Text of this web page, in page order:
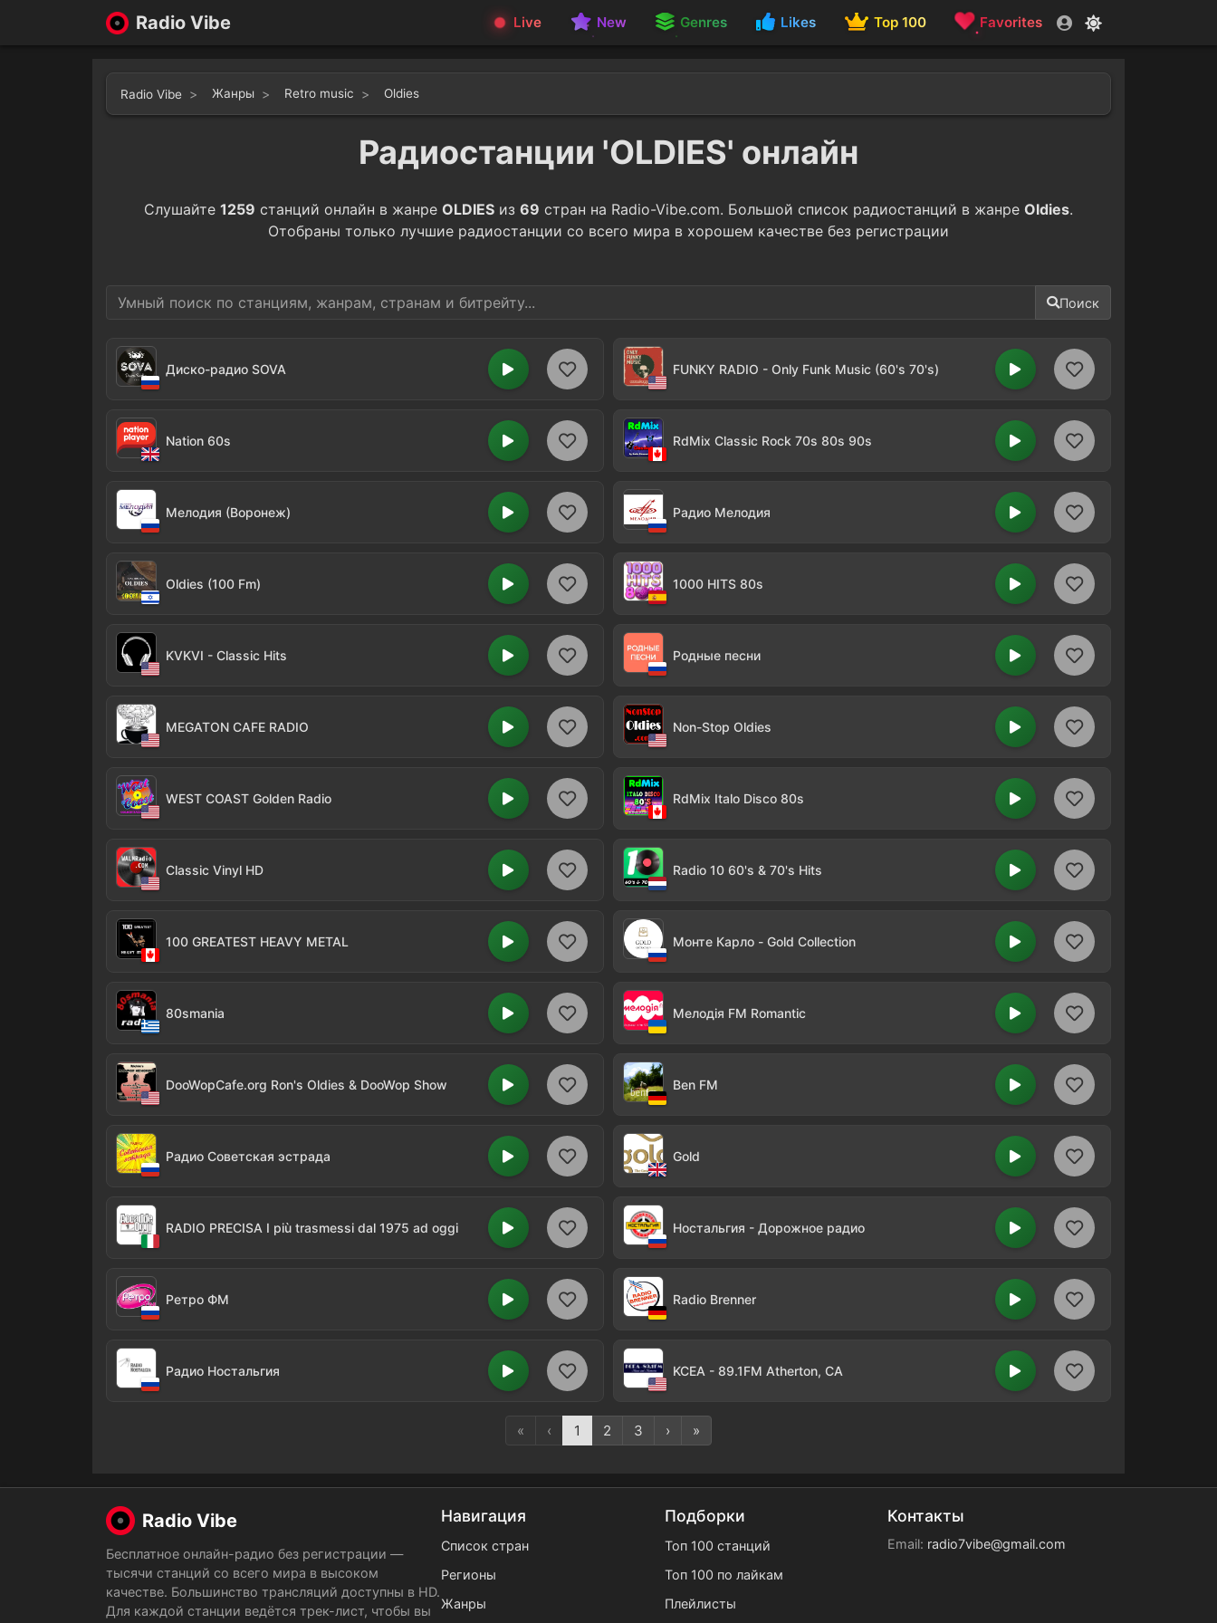
Radio Vibe Live New Genres Likes Top 100 Favorites
Radio Vibe Жанры Retro music Oldies
Радиостанции 'OLDIES' онлайн
Слушайте 1259 станций онлайн в жанре OLDIES из 69 стран на Radio-Vibe.com. Большой список радиостанций в жанре Oldies.
Отобраны только лучшие радиостанции со всего мира в хорошем качестве без регистрации
Поиск
Диско-радио SOVA FUNKY RADIO - Only Funk Music (60's 70's)
Nation 60s RdMix Classic Rock 70s 80s 90s
Мелодия (Воронеж) Радио Мелодия
Oldies (100 Fm) 1000 HITS 80s
KVKVI - Classic Hits Родные песни
MEGATON CAFE RADIO Non-Stop Oldies
WEST COAST Golden Radio RdMix Italo Disco 80s
Classic Vinyl HD Radio 10 60's & 70's Hits
100 GREATEST HEAVY METAL Монте Карло - Gold Collection
80smania Мелодія FM Romantic
DooWopCafe.org Ron's Oldies & DooWop Show Ben FM
Радио Советская эстрада Gold
RADIO PRECISA I più trasmessi dal 1975 ad oggi Ностальгия - Дорожное радио
Ретро ФМ Radio Brenner
Радио Ностальгия KCEA - 89.1FM Atherton, CA
« ‹ 1 2 3 › »
Radio Vibe
Бесплатное онлайн-радио без регистрации —
тысячи станций со всего мира в высоком
качестве. Большинство трансляций доступны в HD.
Для каждой станции ведётся трек-лист, чтобы вы
Навигация
Список стран
Регионы
Жанры
Подборки
Топ 100 станций
Топ 100 по лайкам
Плейлисты
Контакты
Email: radio7vibe@gmail.com